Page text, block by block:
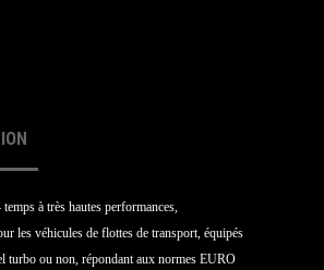
à très hautes performances,
les véhicules de flottes de transport, équipés
turbo ou non, répondant aux normes EURO